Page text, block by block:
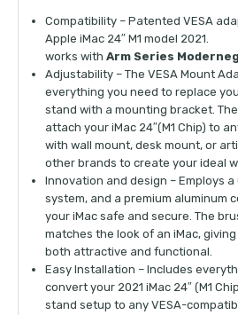
Compatibility – Patented VESA
Apple iMac 24″ M1 model 2021.
works with Arm Series
Adjustability – The VESA Mount
everything you need to replace
stand with a mounting bracket.
attach your iMac 24″(M1 Chip) to
with wall mount, desk mount, or
other brands to create your ideal
Innovation and design – Employs
system, and a premium aluminum
your iMac safe and secure. The
matches the look of an iMac,
both attractive and functional.
Easy Installation – Includes
convert your 2021 iMac 24″ (M1
stand setup to any VESA-